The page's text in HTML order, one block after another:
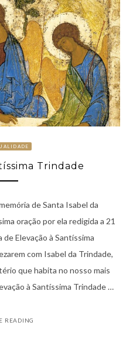
Trindade
de Santa Isabel da
oração por ela redigida a 21
Elevação à Santíssima
com Isabel da Trindade,
que habita no nosso mais
à Santíssima Trindade …
READING